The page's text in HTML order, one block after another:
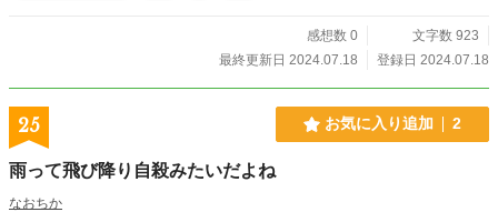
感想数 0
文字数 923
最終更新日 2024.07.18
登録日 2024.07.18
25 お気に入り追加 2
雨って飛び降り自殺みたいだよね
なおちか